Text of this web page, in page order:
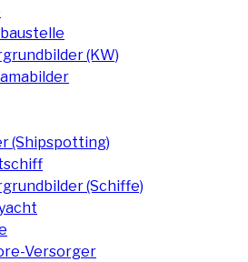
(KW)
(Shipspotting)
(Schiffe)
Versorger